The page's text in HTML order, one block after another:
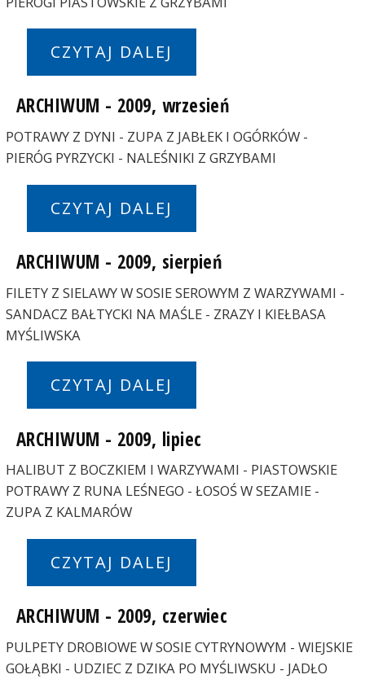
CZYTAJ DALEJ
ARCHIWUM - 2009, wrzesień
POTRAWY Z DYNI - ZUPA Z JABŁEK I OGÓRKÓW -
PIERÓG PYRZYCKI - NALEŚNIKI Z GRZYBAMI
CZYTAJ DALEJ
ARCHIWUM - 2009, sierpień
FILETY Z SIELAWY W SOSIE SEROWYM Z WARZYWAMI -
SANDACZ BAŁTYCKI NA MAŚLE - ZRAZY I KIEŁBASA
MYŚLIWSKA
CZYTAJ DALEJ
ARCHIWUM - 2009, lipiec
HALIBUT Z BOCZKIEM I WARZYWAMI - PIASTOWSKIE
POTRAWY Z RUNA LEŚNEGO - ŁOSOŚ W SEZAMIE -
ZUPA Z KALMARÓW
CZYTAJ DALEJ
ARCHIWUM - 2009, czerwiec
PULPETY DROBIOWE W SOSIE CYTRYNOWYM - WIEJSKIE
GOŁĄBKI - UDZIEC Z DZIKA PO MYŚLIWSKU - JADŁO